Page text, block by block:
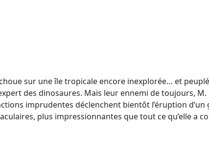
sur une île tropicale encore inexplorée… et
des dinosaures. Mais leur ennemi de toujours,
imprudentes déclenchent bientôt l’éruption
plus impressionnantes que tout ce qu’elle a